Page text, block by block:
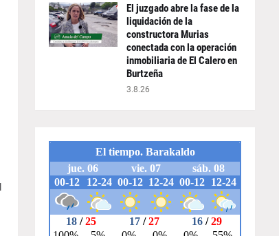
El juzgado abre la fase de la
liquidación de la
constructora Murias
conectada con la operación
inmobiliaria de El Calero en
Burtzeña
3.8.26